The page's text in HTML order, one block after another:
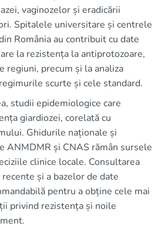
vaginozelor și eradicării
Spitalele universitare și centrele
România au contribuit cu date
la rezistența la antiprotozoare,
regiuni, precum și la analiza
scurte și cele standard.
studii epidemiologice care
giardiozei, corelată cu
Ghidurile naționale și
ANMDMR și CNAS rămân sursele
clinice locale. Consultarea
și a bazelor de date
pentru a obține cele mai
privind rezistența și noile